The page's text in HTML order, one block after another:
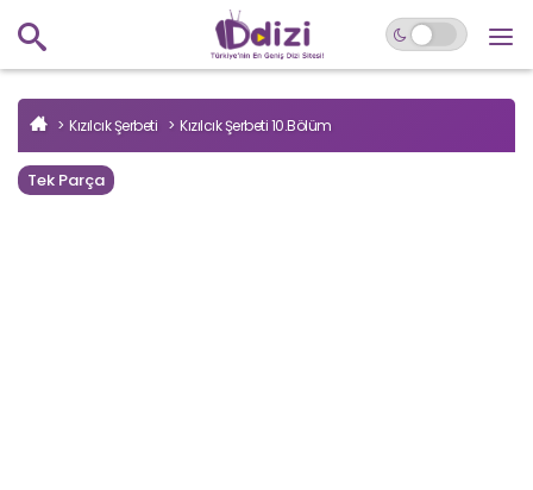
Kızılcık Şerbeti Kızılcık Şerbeti 10.Bölüm
Tek Parça